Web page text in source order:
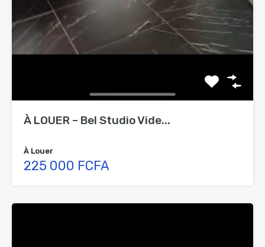
À LOUER – Bel Studio Vide...
À Louer
225 000 FCFA